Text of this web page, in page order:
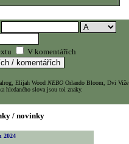
V komentářích
Elijah Wood NEBO Orlando Bloom, Dvi Viže
hledaného slova jsou toi znaky.
/ novinky
2024